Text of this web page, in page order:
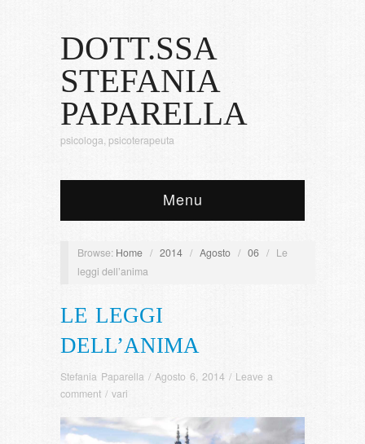
DOTT.SSA
STEFANIA
PAPARELLA
psicologa, psicoterapeuta
Menu
Browse: Home / 2014 / Agosto / 06 / Le
leggi dell’anima
LE LEGGI
DELL’ANIMA
Stefania Paparella / Agosto 6, 2014 / Leave a
comment / vari